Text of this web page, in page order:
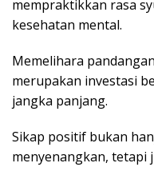
mempraktikkan rasa
kesehatan mental.
Memelihara
merupakan investasi
jangka panjang.
Sikap positif bukan
menyenangkan, tetapi